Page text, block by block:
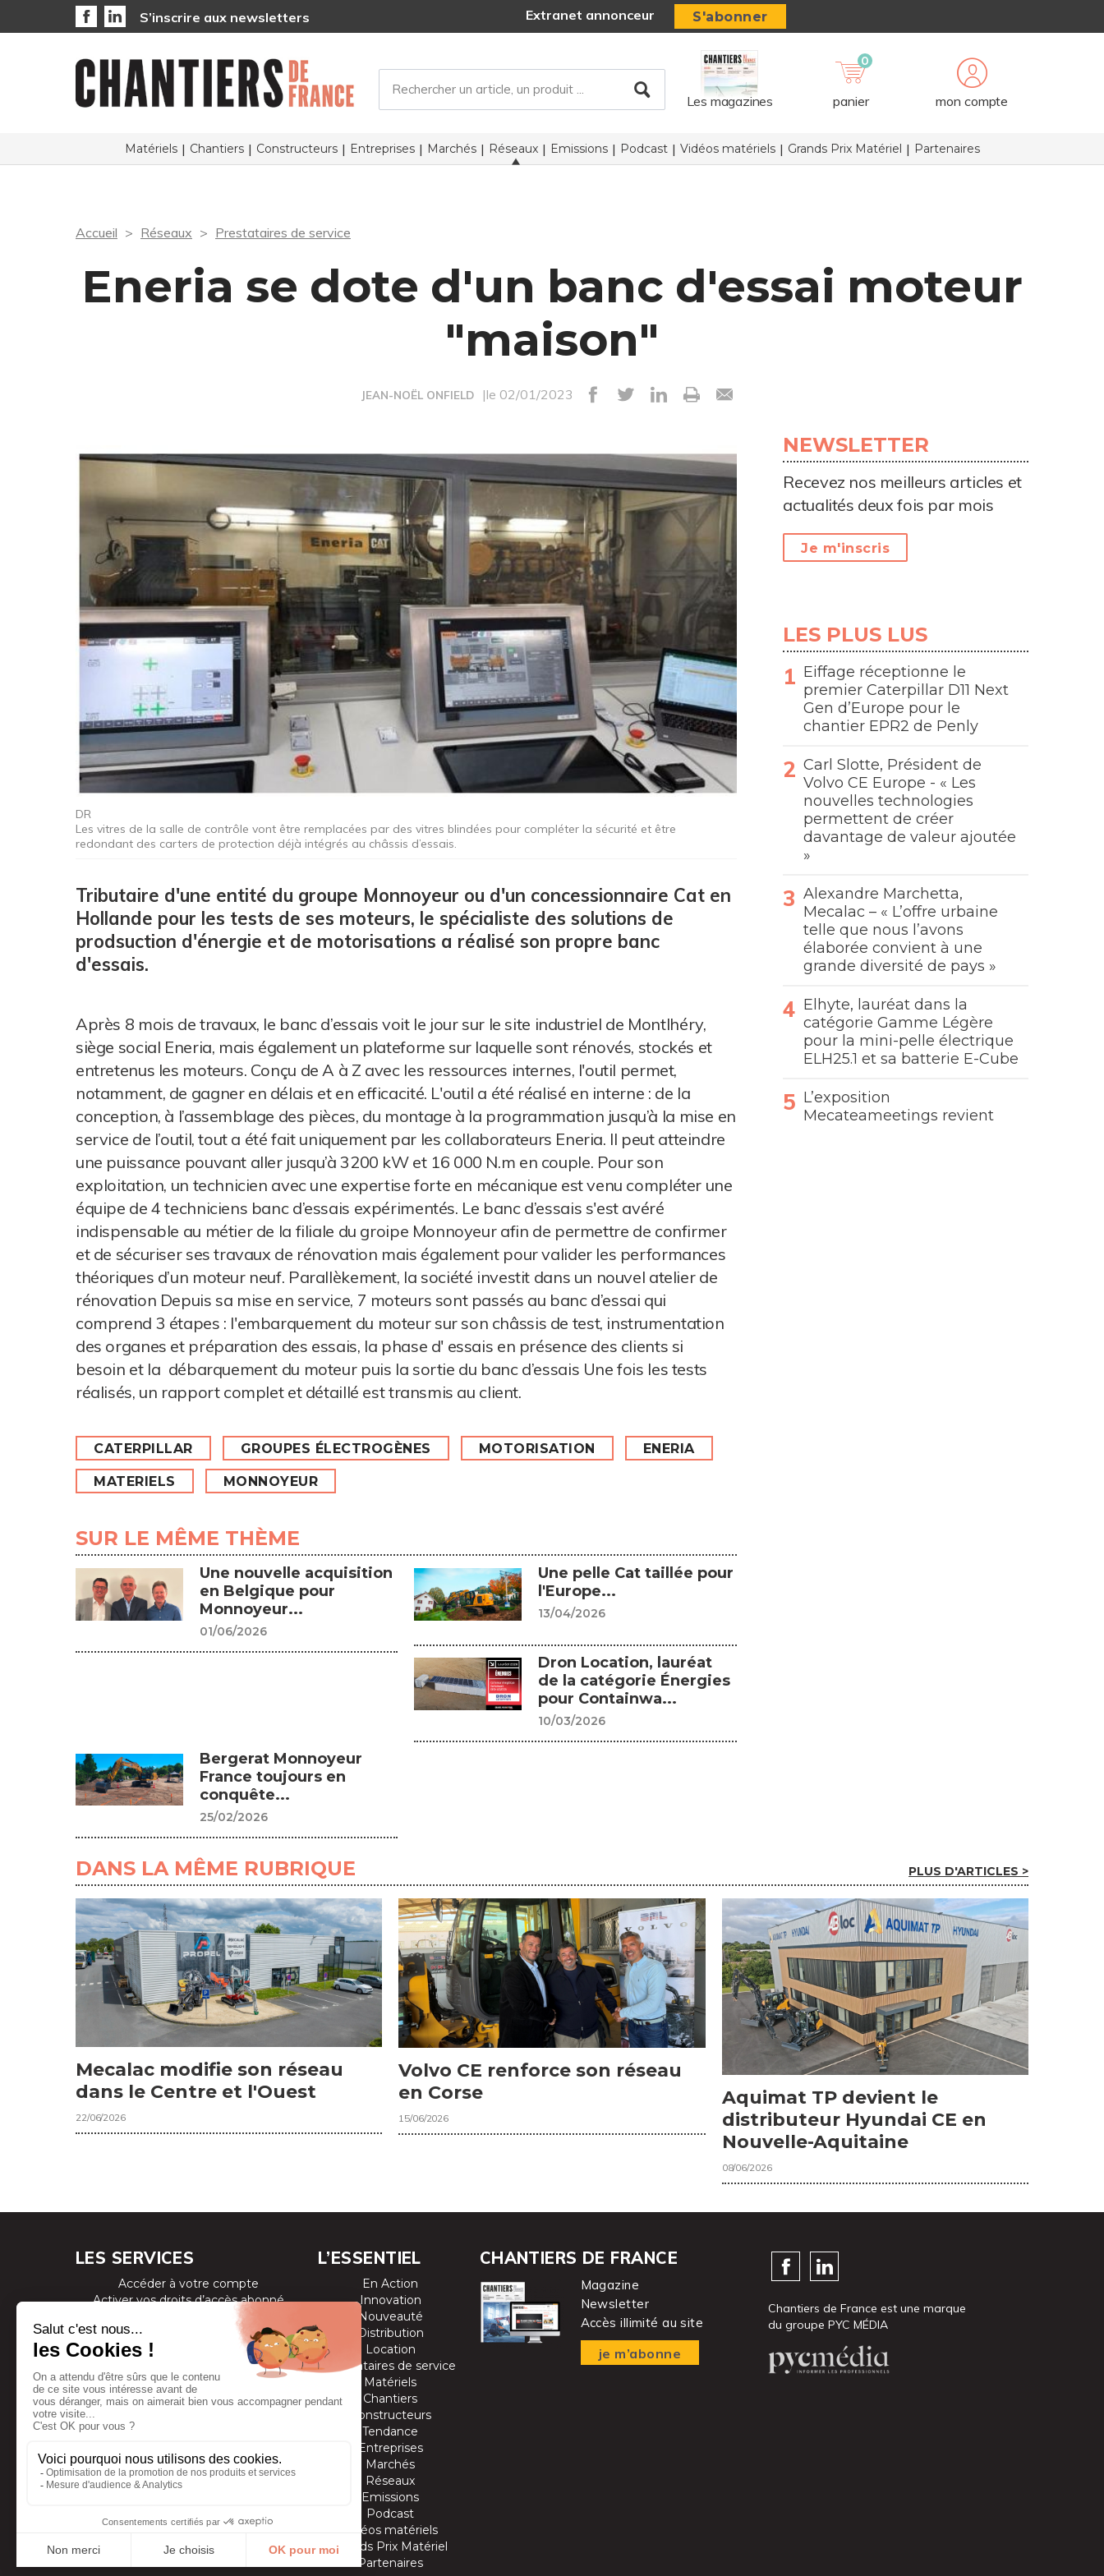
S’inscrire aux newsletters Extranet annonceur S'abonner
Les magazines
0
panier mon compte
Matériels Chantiers Constructeurs Entreprises Marchés Réseaux Emissions Podcast Vidéos matériels Grands Prix Matériel Partenaires
Accueil Réseaux Prestataires de service
Eneria se dote d'un banc d'essai moteur
"maison"
JEAN-NOËL ONFIELD |le 02/01/2023
DR
Les vitres de la salle de contrôle vont être remplacées par des vitres blindées pour compléter la sécurité et être
redondant des carters de protection déjà intégrés au châssis d’essais.
Tributaire d'une entité du groupe Monnoyeur ou d'un concessionnaire Cat en
Hollande pour les tests de ses moteurs, le spécialiste des solutions de
prodsuction d'énergie et de motorisations a réalisé son propre banc
d'essais.
Après 8 mois de travaux, le banc d’essais voit le jour sur le site industriel de Montlhéry,
siège social Eneria, mais également un plateforme sur laquelle sont rénovés, stockés et
entretenus les moteurs. Conçu de A à Z avec les ressources internes, l'outil permet,
notamment, de gagner en délais et en efficacité. L'outil a été réalisé en interne : de la
conception, à l’assemblage des pièces, du montage à la programmation jusqu’à la mise en
service de l’outil, tout a été fait uniquement par les collaborateurs Eneria. Il peut atteindre
une puissance pouvant aller jusqu’à 3200 kW et 16 000 N.m en couple. Pour son
exploitation, un technicien avec une expertise forte en mécanique est venu compléter une
équipe de 4 techniciens banc d’essais expérimentés. Le banc d’essais s'est avéré
indispensable au métier de la filiale du groipe Monnoyeur afin de permettre de confirmer
et de sécuriser ses travaux de rénovation mais également pour valider les performances
théoriques d’un moteur neuf. Parallèkement, la société investit dans un nouvel atelier de
rénovation Depuis sa mise en service, 7 moteurs sont passés au banc d’essai qui
comprend 3 étapes : l'embarquement du moteur sur son châssis de test, instrumentation
des organes et préparation des essais, la phase d' essais en présence des clients si
besoin et la débarquement du moteur puis la sortie du banc d’essais Une fois les tests
réalisés, un rapport complet et détaillé est transmis au client.
CATERPILLAR GROUPES ÉLECTROGÈNES MOTORISATION ENERIA
MATERIELS MONNOYEUR
SUR LE MÊME THÈME
Une nouvelle acquisition
en Belgique pour
Monnoyeur...
01/06/2026
Une pelle Cat taillée pour
l'Europe...
13/04/2026
Dron Location, lauréat
de la catégorie Énergies
pour Containwa...
10/03/2026
Bergerat Monnoyeur
France toujours en
conquête...
25/02/2026
NEWSLETTER
Recevez nos meilleurs articles et
actualités deux fois par mois
Je m'inscris
LES PLUS LUS
Eiffage réceptionne le
premier Caterpillar D11 Next
Gen d’Europe pour le
chantier EPR2 de Penly
Carl Slotte, Président de
Volvo CE Europe - « Les
nouvelles technologies
permettent de créer
davantage de valeur ajoutée
»
Alexandre Marchetta,
Mecalac – « L’offre urbaine
telle que nous l’avons
élaborée convient à une
grande diversité de pays »
Elhyte, lauréat dans la
catégorie Gamme Légère
pour la mini-pelle électrique
ELH25.1 et sa batterie E-Cube
L’exposition
Mecateameetings revient
DANS LA MÊME RUBRIQUE PLUS D'ARTICLES >
Mecalac modifie son réseau
dans le Centre et l'Ouest
22/06/2026
Volvo CE renforce son réseau
en Corse
15/06/2026
Aquimat TP devient le
distributeur Hyundai CE en
Nouvelle-Aquitaine
08/06/2026
LES SERVICES
Accéder à votre compte
Activer vos droits d’accès abonné
Consulter les magazines
S’inscrire aux newsletters
Devenir annonceur
Se connecter à l’extranet annonceur
Nous contacter
L’ESSENTIEL
En Action
Innovation
Nouveauté
Distribution
Location
Prestataires de service
Matériels
Chantiers
Constructeurs
Tendance
Entreprises
Marchés
Réseaux
Emissions
Podcast
Vidéos matériels
Grands Prix Matériel
Partenaires
CHANTIERS DE FRANCE
Magazine
Newsletter
Accès illimité au site
je m’abonne
Chantiers de France est une marque
du groupe PYC MÉDIA